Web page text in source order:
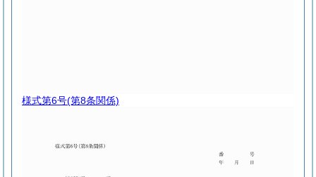
様式第6号(第8条関係)